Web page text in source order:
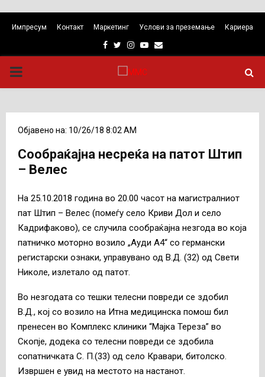
Импресум Контакт Маркетинг Услови за преземање Кариера
Facebook
TwitterInstagram
Youtube
Email
PRIMARY
Објавено на: 10/26/18 8:02 AM
Сообраќајна несреќа на патот Штип
– Велес
На 25.10.2018 година во 20.00 часот на магистралниот
пат Штип – Велес (помеѓу село Криви Дол и село
Кадрифаково), се случила сообраќајна незгода во која
патничко моторно возило „Ауди А4“ со германски
регистарски ознаки, управувано од В.Д. (32) од Свети
Николе, излетало од патот.
Во незгодата со тешки телесни повреди се здобил
В.Д., кој со возило на Итна медицинска помош бил
пренесен во Комплекс клиники “Мајка Тереза” во
Скопје, додека со телесни пoвреди се здобила
сопатничката С. П.(33) од село Кравари, битолско.
Извршен е увид на местото на настанот.